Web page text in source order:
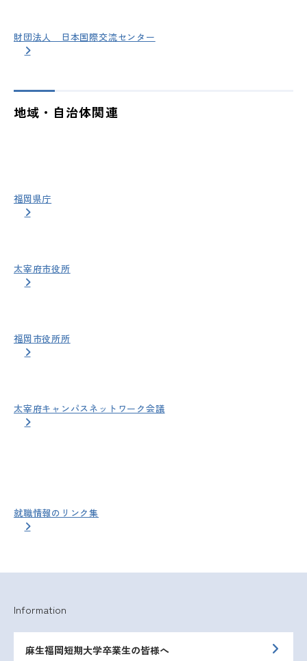
財団法人 日本国際交流センター
地域・自治体関連
福岡県庁
太宰府市役所
福岡市役所所
太宰府キャンパスネットワーク会議
就職情報のリンク集
Information
麻生福岡短期大学卒業生の皆様へ